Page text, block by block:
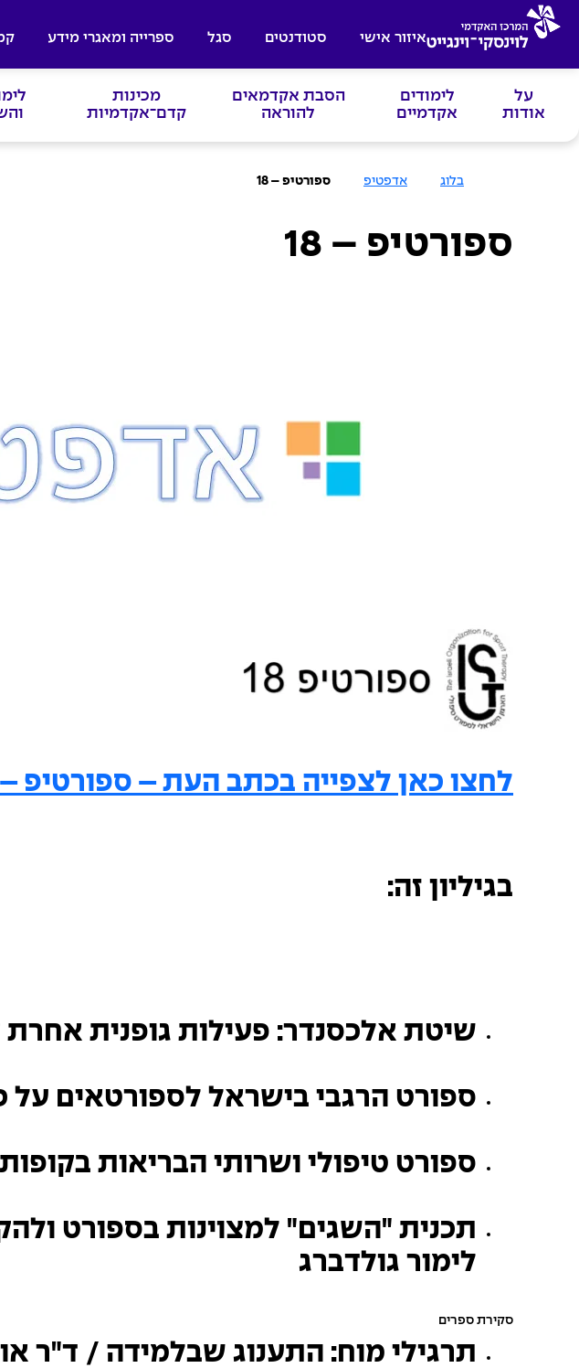
איזור אישי סטודנטים סגל ספרייה ומאגרי מידע
על
אודות
לימודים
אקדמיים
הסבת אקדמאים
להוראה
מכינות
קדם־אקדמיות
ה
ב
בלוג אדפטיפ ספורטיפ – 18
ספורטיפ – 18
לחצו כאן לצפייה בכתב העת – ספורטיפ – 18
בגיליון זה:
שיטת אלכסנדר: פעילות גופנית
ספורט הרגבי בישראל לספורטאים על
ספורט טיפולי ושרותי הבריאות
תכנית "השגים" למצוינות בספורט
לימור גולדברג
סקירת ספרים
תרגילי מוח: התענוג שבלמידה / ד"ר